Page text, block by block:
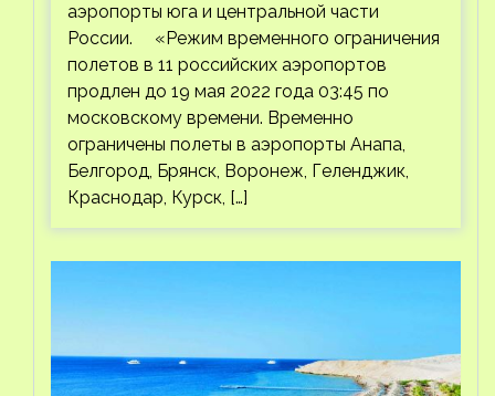
аэропорты юга и центральной части
России. «Режим временного ограничения
полетов в 11 российских аэропортов
продлен до 19 мая 2022 года 03:45 по
московскому времени. Временно
ограничены полеты в аэропорты Анапа,
Белгород, Брянск, Воронеж, Геленджик,
Краснодар, Курск, […]